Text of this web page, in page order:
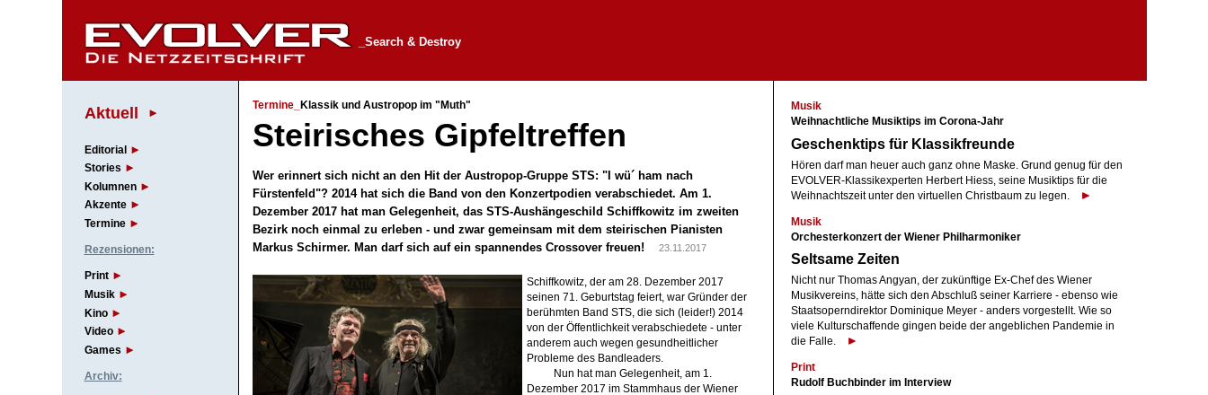
_Search & Destroy
Aktuell
Editorial
Stories
Kolumnen
Akzente
Termine
Rezensionen:
Print
Musik
Kino
Video
Games
Archiv:
Termine_ Klassik und Austropop im "Muth"
Steirisches Gipfeltreffen
Wer erinnert sich nicht an den Hit der Austropop-Gruppe STS: "I wü´ ham nach
Fürstenfeld"? 2014 hat sich die Band von den Konzertpodien verabschiedet. Am 1.
Dezember 2017 hat man Gelegenheit, das STS-Aushängeschild Schiffkowitz im zweiten
Bezirk noch einmal zu erleben - und zwar gemeinsam mit dem steirischen Pianisten
Markus Schirmer. Man darf sich auf ein spannendes Crossover freuen!
23.11.2017
Schiffkowitz, der am 28. Dezember 2017
seinen 71. Geburtstag feiert, war Gründer der
berühmten Band STS, die sich (leider!) 2014
von der Öffentlichkeit verabschiedete - unter
anderem auch wegen gesundheitlicher
Probleme des Bandleaders.
Nun hat man Gelegenheit, am 1.
Dezember 2017 im Stammhaus der Wiener
Musik
Weihnachtliche Musiktips im Corona-Jahr
Geschenktips für Klassikfreunde
Hören darf man heuer auch ganz ohne Maske. Grund genug für den
EVOLVER-Klassikexperten Herbert Hiess, seine Musiktips für die
Weihnachtszeit unter den virtuellen Christbaum zu legen.
Musik
Orchesterkonzert der Wiener Philharmoniker
Seltsame Zeiten
Nicht nur Thomas Angyan, der zukünftige Ex-Chef des Wiener
Musikvereins, hätte sich den Abschluß seiner Karriere - ebenso wie
Staatsoperndirektor Dominique Meyer - anders vorgestellt. Wie so
viele Kulturschaffende gingen beide der angeblichen Pandemie in
die Falle.
Print
Rudolf Buchbinder im Interview